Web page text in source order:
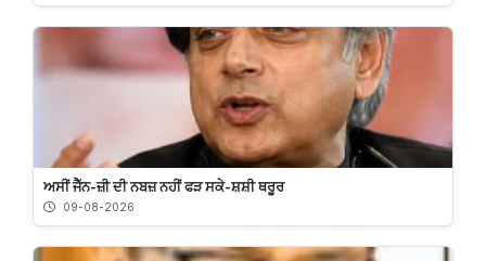
ਅਸੀਂ ਜੈੱਨ-ਜ਼ੀ ਦੀ ਨਬਜ਼ ਨਹੀਂ ਫੜ ਸਕੇ-ਸ਼ਸ਼ੀ ਥਰੂਰ
09-08-2026